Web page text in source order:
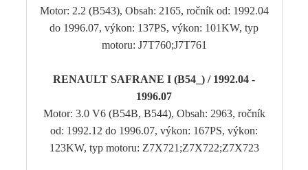
Motor: 2.2 (B543), Obsah: 2165, ročník od: 1992.04
do 1996.07, výkon: 137PS, výkon: 101KW, typ
motoru: J7T760;J7T761
RENAULT SAFRANE I (B54_) / 1992.04 -
1996.07
Motor: 3.0 V6 (B54B, B544), Obsah: 2963, ročník
od: 1992.12 do 1996.07, výkon: 167PS, výkon:
123KW, typ motoru: Z7X721;Z7X722;Z7X723